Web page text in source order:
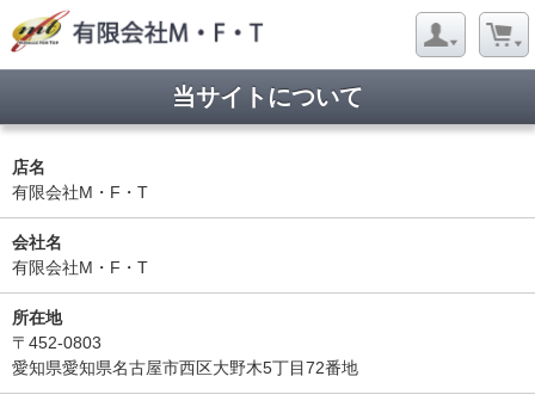
当サイトについて
店名
有限会社M・F・T
会社名
有限会社M・F・T
所在地
〒452-0803
愛知県愛知県名古屋市西区大野木5丁目72番地